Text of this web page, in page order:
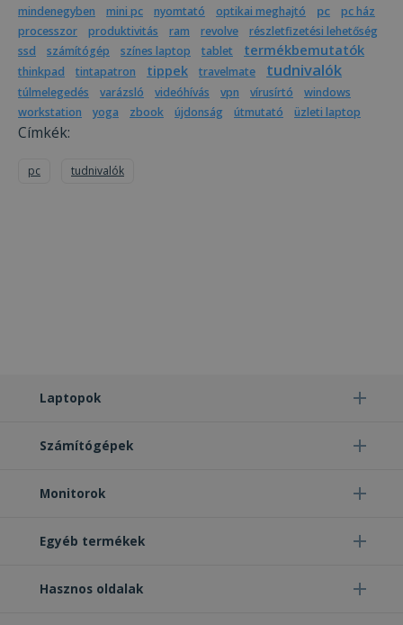
mindenegyben
mini pc nyomtató optikai meghajtó pc
pc ház
processzor
produktivitás ram revolve
részletfizetési lehetőség
ssd
számítógép színes laptop tablet termékbemutatók
thinkpad tintapatron tippek travelmate tudnivalók
túlmelegedés varázsló videóhívás vpn vírusírtó
windows
workstation
yoga zbook újdonság útmutató üzleti laptop
Címkék:
pc tudnivalók
Laptopok
Számítógépek
Monitorok
Egyéb termékek
Hasznos oldalak